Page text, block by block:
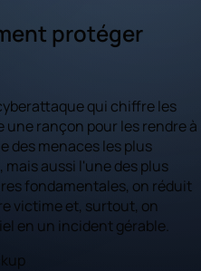
protéger
qui chiffre les
une rançon pour les rendre à
des menaces les plus
aussi l'une des plus
fondamentales, on réduit
victime et, surtout, on
en un incident gérable.